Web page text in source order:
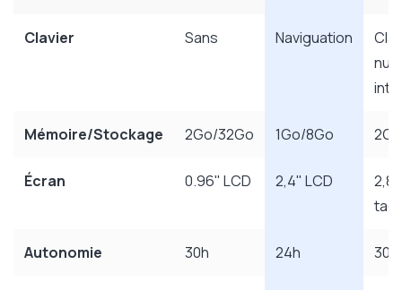
Clavier Sans Naviguation
Mémoire/Stockage 2Go/32Go 1Go/8Go
Écran 0.96" LCD 2,4" LCD
Autonomie 30h 24h 30h